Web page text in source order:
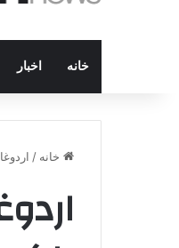
خانه اخبار
خانه /